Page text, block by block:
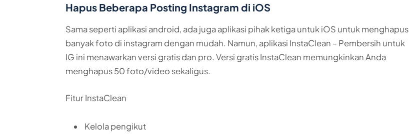
Hapus Beberapa Posting Instagram di iOS
Sama seperti aplikasi android, ada juga aplikasi pihak ketiga untuk iOS untuk menghapus
banyak foto di instagram dengan mudah. Namun, aplikasi InstaClean – Pembersih untuk
IG ini menawarkan versi gratis dan pro. Versi gratis InstaClean memungkinkan Anda
menghapus 50 foto/video sekaligus.
Fitur InstaClean
Kelola pengikut